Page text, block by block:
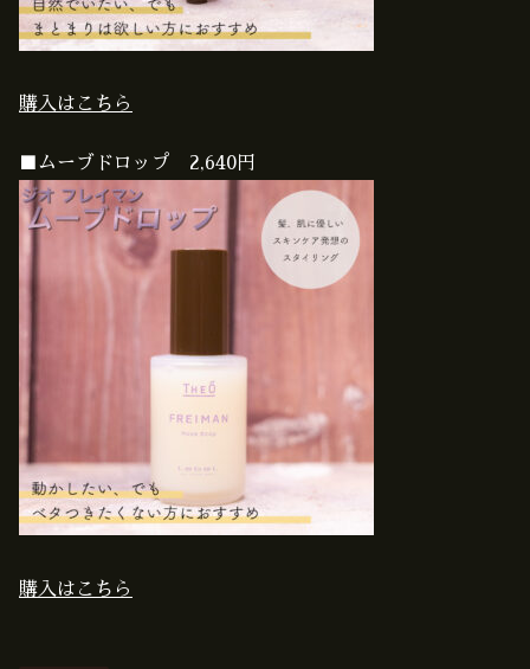
購入はこちら
■ムーブドロップ 2,640円
購入はこちら